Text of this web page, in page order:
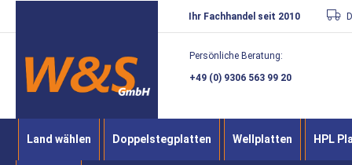
Direkt
zum
Inhalt
Ihr Fachhandel seit 2010
Persönliche Beratung:
+49 (0) 9306 563 99 20
Land wählen Doppelstegplatten Wellplatten HPL